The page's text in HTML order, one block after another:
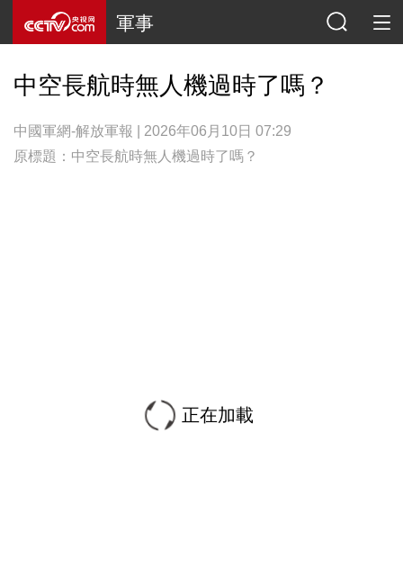
軍事
中空長航時無人機過時了嗎？
中國軍網-解放軍報 | 2026年06月10日 07:29
原標題：中空長航時無人機過時了嗎？
正在加載